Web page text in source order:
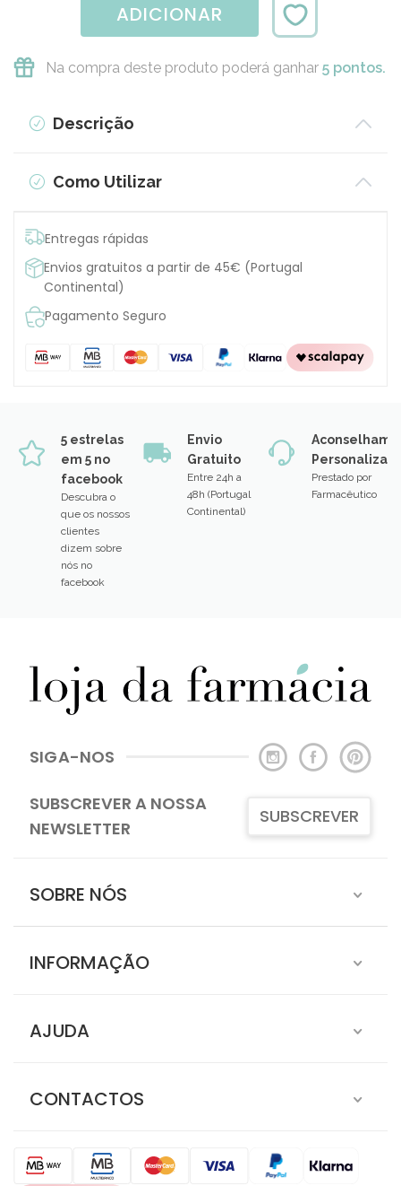
ADICIONAR
Na compra deste produto poderá ganhar 5 pontos.
Descrição
Como Utilizar
Entregas rápidas
Envios gratuitos a partir de 45€ (Portugal
Continental)
Pagamento Seguro
5 estrelas
em 5 no
facebook
Descubra o
que os nossos
clientes
dizem sobre
nós no
facebook
Envio
Gratuito
Entre 24h a
48h (Portugal
Continental)
Prestado por
Farmacêutico
SIGA-NOS
SUBSCREVER A NOSSA
NEWSLETTER
SUBSCREVER
SOBRE NÓS
INFORMAÇÃO
AJUDA
CONTACTOS